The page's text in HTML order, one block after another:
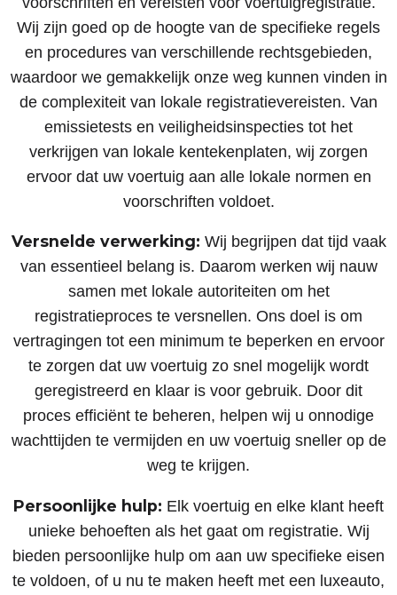
Wij zijn goed op de hoogte van de specifieke regels
en procedures van verschillende rechtsgebieden,
waardoor we gemakkelijk onze weg kunnen vinden in
de complexiteit van lokale registratievereisten. Van
emissietests en veiligheidsinspecties tot het
verkrijgen van lokale kentekenplaten, wij zorgen
ervoor dat uw voertuig aan alle lokale normen en
voorschriften voldoet.
Versnelde verwerking: Wij begrijpen dat tijd vaak
van essentieel belang is. Daarom werken wij nauw
samen met lokale autoriteiten om het
registratieproces te versnellen. Ons doel is om
vertragingen tot een minimum te beperken en ervoor
te zorgen dat uw voertuig zo snel mogelijk wordt
geregistreerd en klaar is voor gebruik. Door dit
proces efficiënt te beheren, helpen wij u onnodige
wachttijden te vermijden en uw voertuig sneller op de
weg te krijgen.
Persoonlijke hulp: Elk voertuig en elke klant heeft
unieke behoeften als het gaat om registratie. Wij
bieden persoonlijke hulp om aan uw specifieke eisen
te voldoen, of u nu te maken heeft met een luxeauto,